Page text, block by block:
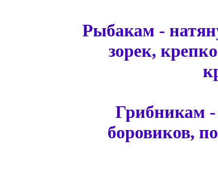
Рыбакам -
зорек,
Грибникам
боровиков,